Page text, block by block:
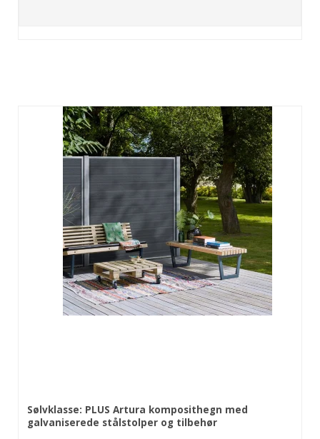
Sølvklasse: PLUS Artura komposithegn med
galvaniserede stålstolper og tilbehør